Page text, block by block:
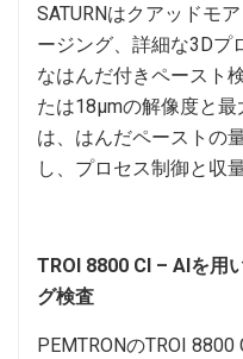
SATURNはクアッドモ
ージング、詳細な3Dプ
なはんだ付きペースト
たは18μmの解像度と
は、はんだペーストの
し、プロセス制御と収
TROI 8800 CI – AIを用
グ検査
PEMTRONのTROI